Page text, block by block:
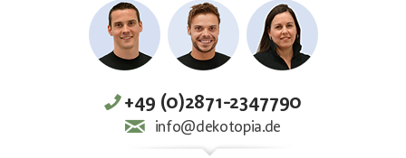
+49 (0)2871-2347790
info@dekotopia.de